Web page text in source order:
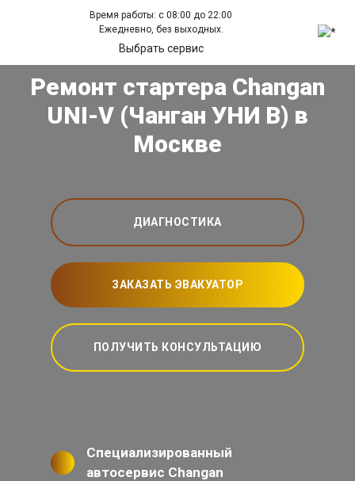
Время работы: с 08:00 до 22:00
Ежедневно, без выходных.
Выбрать сервис
Ремонт стартера Changan
UNI-V (Чанган УНИ В) в
Москве
ДИАГНОСТИКА
ЗАКАЗАТЬ ЭВАКУАТОР
ПОЛУЧИТЬ КОНСУЛЬТАЦИЮ
Специализированный
автосервис Changan